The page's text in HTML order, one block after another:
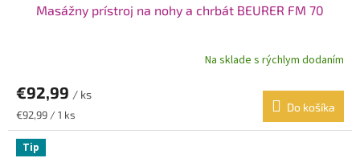
Masážny prístroj na nohy a chrbát BEURER FM 70
Na sklade s rýchlym dodaním
€92,99 / ks
Jednotková
cena:
€92,99 / 1 ks
Do košíka
Tip